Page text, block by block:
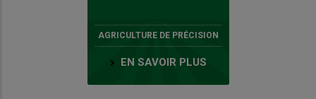
AGRICULTURE DE PRÉCISION
EN SAVOIR PLUS